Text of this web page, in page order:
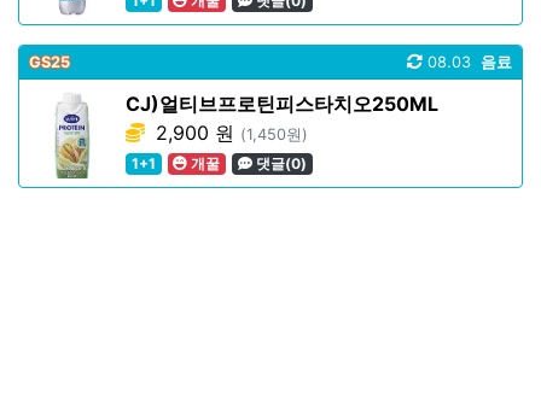
GS25 음료
08.03
CJ)얼티브프로틴피스타치오250ML
2,900 원 (1,450원)
1+1
개꿀 댓글(0)